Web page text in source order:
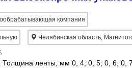
компания
Челябинская область,
Толщина ленты, мм 0, 4; 0, 5; 0, 6; 0,